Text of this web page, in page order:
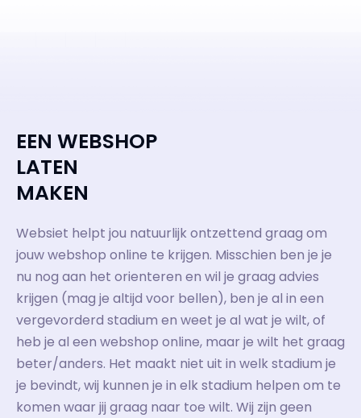
EEN WEBSHOP
LATEN
MAKEN
Websiet helpt jou natuurlijk ontzettend graag om
jouw webshop online te krijgen. Misschien ben je je
nu nog aan het orienteren en wil je graag advies
krijgen (mag je altijd voor bellen), ben je al in een
vergevorderd stadium en weet je al wat je wilt, of
heb je al een webshop online, maar je wilt het graag
beter/anders. Het maakt niet uit in welk stadium je
je bevindt, wij kunnen je in elk stadium helpen om te
komen waar jij graag naar toe wilt. Wij zijn geen